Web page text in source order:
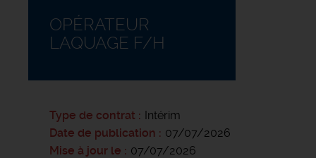
OPÉRATEUR
LAQUAGE F/H
Type de contrat
Intérim
Date de publication
07/07/2026
Mise à jour le
07/07/2026